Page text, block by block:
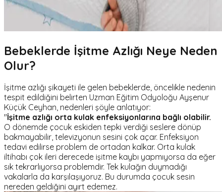
Bebeklerde İşitme Azlığı Neye Neden
Olur?
İşitme azlığı şikayeti ile gelen bebeklerde, öncelikle nedenin
tespit edildiğini belirten Uzman Eğitim Odyoloğu Ayşenur
Küçük Ceyhan, nedenleri şöyle anlatıyor:
"İşitme azlığı orta kulak enfeksiyonlarına bağlı olabilir.
O dönemde çocuk eskiden tepki verdiği seslere dönüp
bakmayabilir, televizyonun sesini çok açar. Enfeksiyon
tedavi edilirse problem de ortadan kalkar. Orta kulak
iltihabı çok ileri derecede işitme kaybı yapmıyorsa da eğer
sık tekrarlıyorsa problemdir. Tek kulağın duymadığı
vakalarla da karşılaşıyoruz. Bu durumda çocuk sesin
nereden geldiğini ayırt edemez.